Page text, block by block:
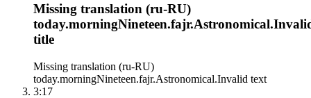
Missing translation (ru-RU)
title
Missing translation (ru-RU)
today.morningNineteen.fajr.Astronomical.Invalid text
3:17